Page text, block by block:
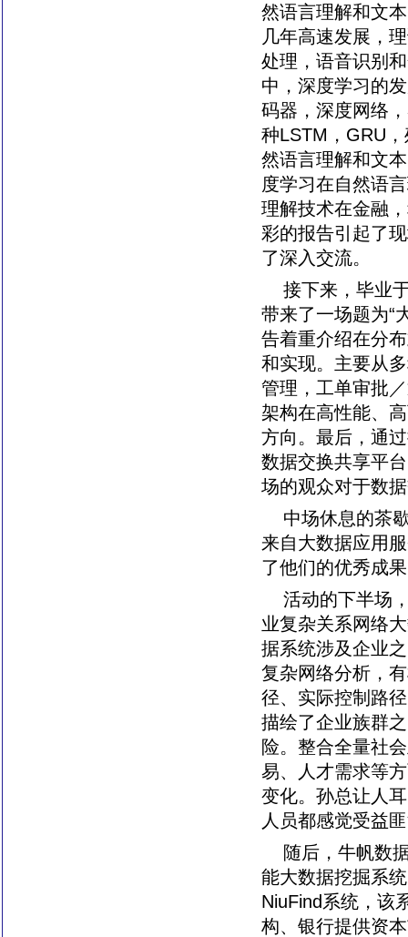
然语言理解和文
几年高速发展，
处理，语音识别
中，深度学习的
码器，深度网络
种LSTM，GRU
然语言理解和文
度学习在自然语
理解技术在金融
彩的报告引起了
了深入交流。
接下来，毕业
带来了一场题为“
告着重介绍在分
和实现。主要从
管理，工单审批
架构在高性能、
方向。最后，通
数据交换共享平
场的观众对于数
中场休息的茶
来自大数据应用
了他们的优秀成
活动的下半场
业复杂关系网络
据系统涉及企业
复杂网络分析，
径、实际控制路
描绘了企业族群
险。整合全量社
易、人才需求等
变化。孙总让人
人员都感觉受益
随后，牛帆数
能大数据挖掘系
NiuFind系统，该
构、银行提供资